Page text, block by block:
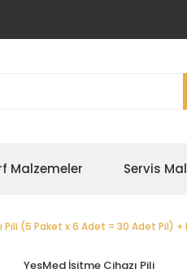
Malzemeler Servis
(5 Paket x 6 Adet = 30 Adet Pil)
YesMed İşitme Cihazı Pili